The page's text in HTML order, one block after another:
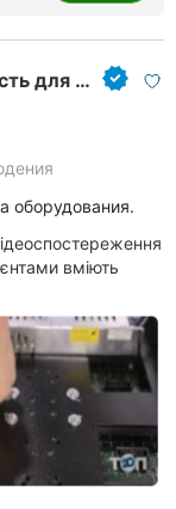
Personal IT: Инновации и безопасность для вашего бизнеса и дома
оборудования.
вміють